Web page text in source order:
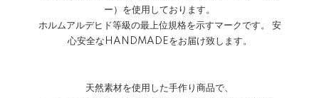
ー）を使用しております。
ホルムアルデヒド等級の最上位規格を示すマークです。 安
心安全なHANDMADEをお届け致します。
天然素材を使用した手作り商品で、